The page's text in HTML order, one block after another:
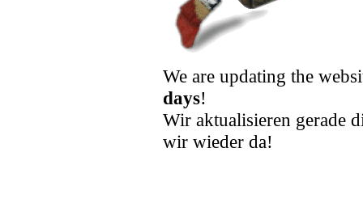
We are updating the
days!
Wir aktualisieren gerade
wir wieder da!